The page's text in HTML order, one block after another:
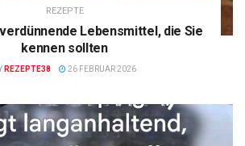
REZEPTE
Lebensmittel, die Sie
kennen sollten
REZEPTE38 26 FEBRUAR 2026